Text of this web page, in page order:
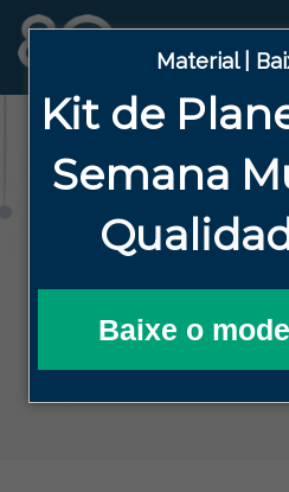
Material |
Kit de
Semana
Baixe o
HOME
BLOG DA